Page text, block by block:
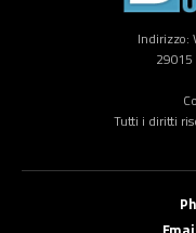
Indirizzo:
29015
Tutti i diritti